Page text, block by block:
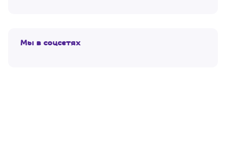
Мы в соцсетях